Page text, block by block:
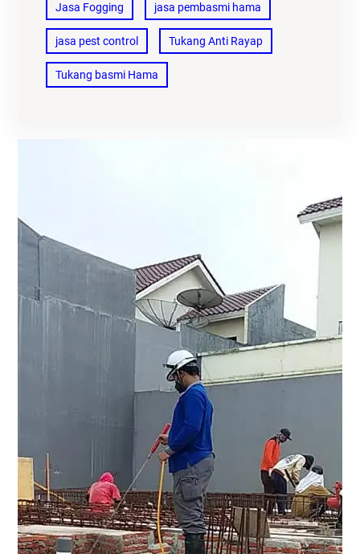
Jasa Fogging jasa pembasmi hama
jasa pest control Tukang Anti Rayap
Tukang basmi Hama